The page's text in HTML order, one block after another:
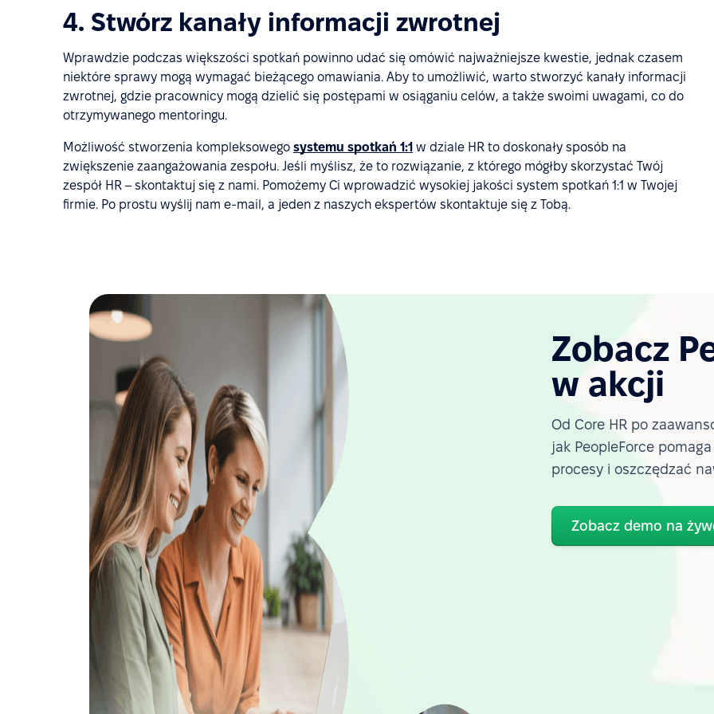
4. Stwórz kanały informacji zwrotnej
Wprawdzie podczas większości spotkań powinno udać się omówić najważniejsze kwestie, jednak czasem
niektóre sprawy mogą wymagać bieżącego omawiania. Aby to umożliwić, warto stworzyć kanały informacji
zwrotnej, gdzie pracownicy mogą dzielić się postępami w osiąganiu celów, a także swoimi uwagami, co do
otrzymywanego mentoringu.
Możliwość stworzenia kompleksowego systemu spotkań 1:1 w dziale HR to doskonały sposób na
zwiększenie zaangażowania zespołu. Jeśli myślisz, że to rozwiązanie, z którego mógłby skorzystać Twój
zespół HR – skontaktuj się z nami. Pomożemy Ci wprowadzić wysokiej jakości system spotkań 1:1 w Twojej
firmie. Po prostu wyślij nam e-mail, a jeden z naszych ekspertów skontaktuje się z Tobą.
Zobacz
w akcji
Od Core HR po
jak PeopleForce
procesy i oszczędzać
Zobacz demo na